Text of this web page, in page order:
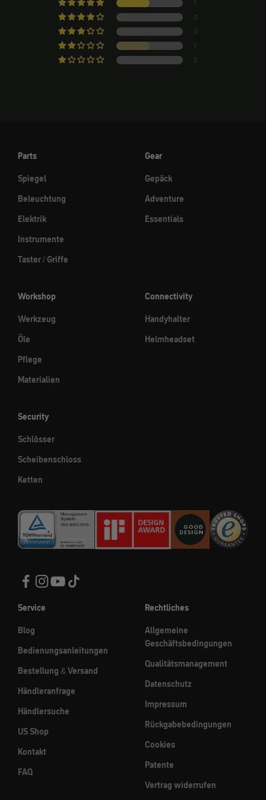
1
0
0
1
0
Parts
Spiegel
Beleuchtung
Elektrik
Instrumente
Taster / Griffe
Gear
Gepäck
Adventure
Essentials
Workshop
Werkzeug
Öle
Pflege
Materialien
Connectivity
Handyhalter
Helmheadset
Security
Schlösser
Scheibenschloss
Ketten
Service
Blog
Bedienungsanleitungen
Bestellung & Versand
Händleranfrage
Händlersuche
US Shop
Kontakt
FAQ
Rechtliches
Allgemeine
Geschäftsbedingungen
Qualitätsmanagement
Datenschutz
Impressum
Rückgabebedingungen
Cookies
Patente
Vertrag widerrufen